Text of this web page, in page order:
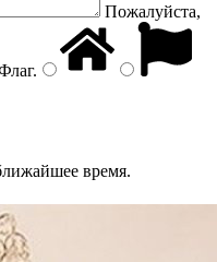
Пожалуйста,
.
время.